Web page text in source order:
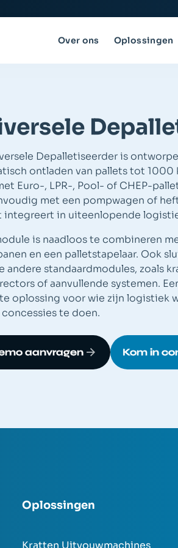
Over ons Oplossingen
Depalletiseerder is
ontladen van pallets tot 1000
Euro-, LPR-, Pool- of CHEP-
met een pompwagen of
integreert in uiteenlopende
is naadloos te combineren
en een palletstapelaar. Ook
andere standaardmodules, zoals
of aanvullende systemen.
oplossing voor wie zijn logistiek
te doen.
aanvragen Kom in
Oplossingen
Kratten Uitvouwmachines